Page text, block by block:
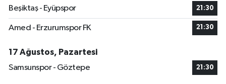
Beşiktaş - Eyüpspor 21:30
Amed - Erzurumspor FK 21:30
17 Ağustos, Pazartesi
Samsunspor - Göztepe
21:30